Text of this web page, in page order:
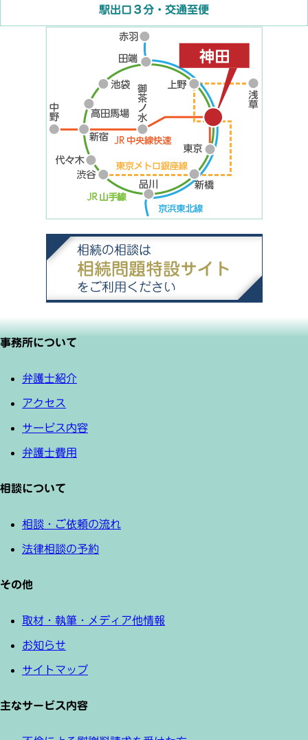
駅出口３分・交通至便
事務所について
弁護士紹介
アクセス
サービス内容
弁護士費用
相談について
相談・ご依頼の流れ
法律相談の予約
その他
取材・執筆・メディア他情報
お知らせ
サイトマップ
主なサービス内容